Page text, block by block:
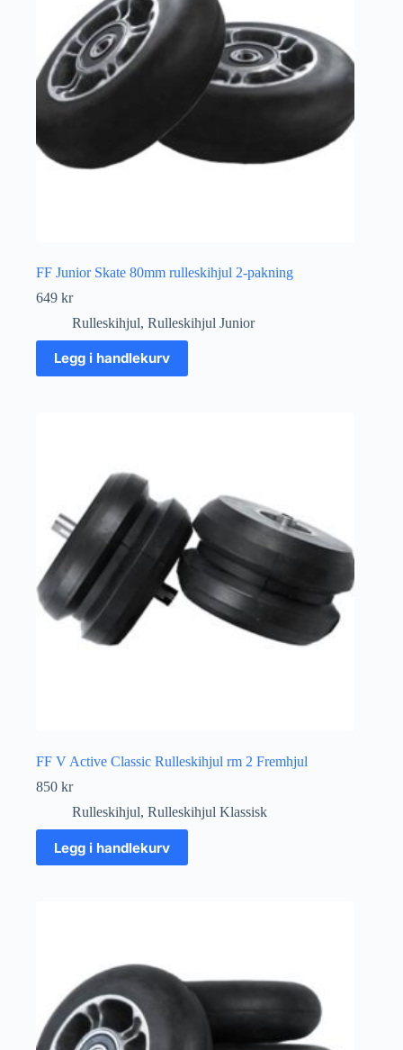
FF Junior Skate 80mm rulleskihjul 2-pakning
649 kr
Rulleskihjul, Rulleskihjul Junior
Legg i handlekurv
FF V Active Classic Rulleskihjul rm 2 Fremhjul
850 kr
Rulleskihjul, Rulleskihjul Klassisk
Legg i handlekurv